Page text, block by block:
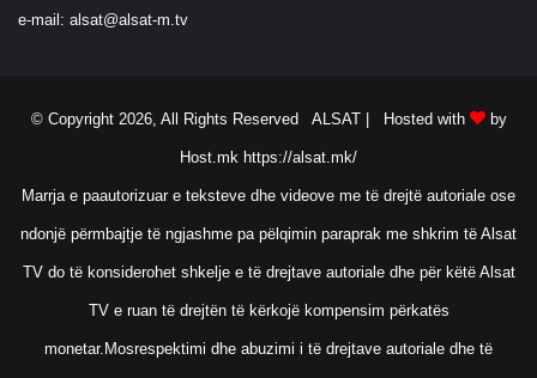
e-mail: alsat@alsat-m.tv
© Copyright 2026, All Rights Reserved ALSAT | Hosted with by
Host.mk https://alsat.mk/
Marrja e paautorizuar e teksteve dhe videove me të drejtë autoriale ose
ndonjë përmbajtje të ngjashme pa pëlqimin paraprak me shkrim të Alsat
TV do të konsiderohet shkelje e të drejtave autoriale dhe për këtë Alsat
TV e ruan të drejtën të kërkojë kompensim përkatës
monetar.Mosrespektimi dhe abuzimi i të drejtave autoriale dhe të